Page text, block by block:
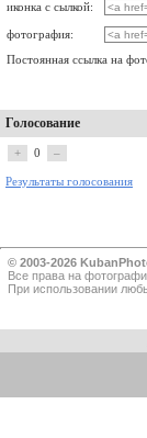
иконка с сылкой:
фотография:
Постоянная ссылка на
Голосование
+ 0 –
Результаты голосования
© 2003-2026
Все прaва на
При использовании